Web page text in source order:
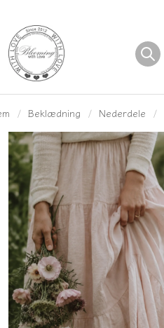
Beklædning Nederdele